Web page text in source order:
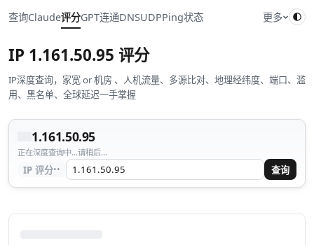
查询Claude评分GPT连通DNSUDPPing状态 更多
IP 1.161.50.95 评分
IP深度查询，家宽 or 机房 、人机流量、多源比对、地理经纬度、端口、滥
用、黑名单、全球延迟一手掌握
1.161.50.95
正在深度查询中...请稍后...
IP 评分·· 查询